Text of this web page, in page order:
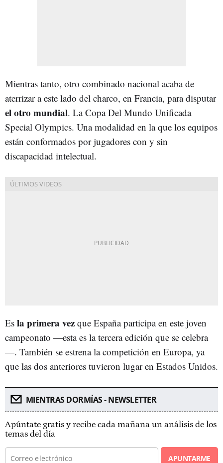
Mientras tanto, otro combinado nacional acaba de
aterrizar a este lado del charco, en Francia, para disputar
el otro mundial. La Copa Del Mundo Unificada
Special Olympics. Una modalidad en la que los equipos
están conformados por jugadores con y sin
discapacidad intelectual.
Es la primera vez que España participa en este joven
campeonato —esta es la tercera edición que se celebra
—. También se estrena la competición en Europa, ya
que las dos anteriores tuvieron lugar en Estados Unidos.
MIENTRAS DORMÍAS - NEWSLETTER
Apúntate gratis y recibe cada mañana un análisis de los
temas del día
APUNTARME